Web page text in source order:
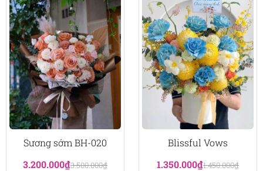
Sương sớm BH-020
3.200.000₫3.500.000₫
Blissful Vows
1.350.000₫1.450.000₫